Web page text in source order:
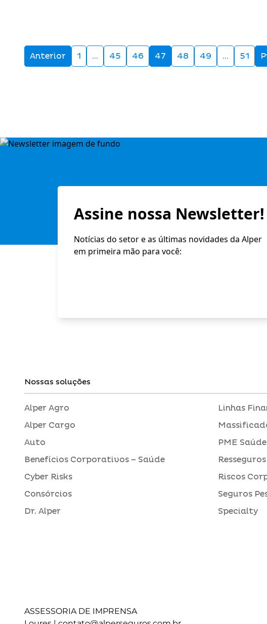
Anterior 1 … 45 46 47 48 49 … 51
Assine nossa Newsletter!
Notícias do setor e as últimas novidades da Alper
em primeira mão para você:
Nossas soluções
Alper Agro
Alper Cargo
Auto
Benefícios Corporativos – Saúde
Cyber Risks
Consórcios
Dr. Alper
Linhas
PME Saúde
Resseguros
Riscos
Seguros
Specialty
ASSESSORIA DE IMPRENSA